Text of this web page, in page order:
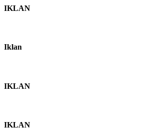
IKLAN
Iklan
IKLAN
IKLAN